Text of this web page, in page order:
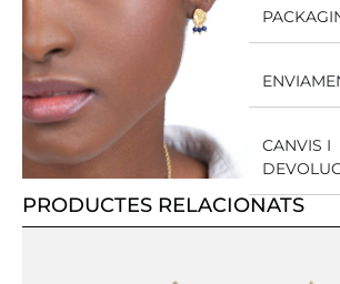
CANVIS I
PRODUCTES RELACIONATS